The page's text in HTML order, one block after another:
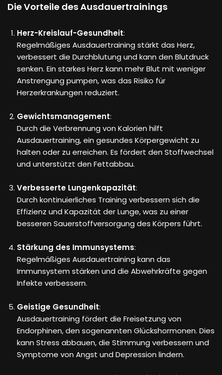
Die Vorteile des Ausdauertrainings
Herz-Kreislauf-Gesundheit:
Regelmäßiges Ausdauertraining stärkt das Herz,
verbessert die Durchblutung und kann den Blutdruck
senken. Ein starkes Herz kann mehr Blut mit weniger
Anstrengung pumpen, was das Risiko für
Herzerkrankungen reduziert.
Gewichtsmanagement:
Durch die Verbrennung von Kalorien hilft
Ausdauertraining, ein gesundes Körpergewicht zu
halten oder zu erreichen. Es fördert den Stoffwechsel
und unterstützt den Fettabbau.
Verbesserte Lungenkapazität:
Durch kontinuierliches Training verbessern sich die
Effizienz und Kapazität der Lunge, was zu einer
besseren Sauerstoffversorgung des Körpers führt.
Stärkung des Immunsystems:
Regelmäßiges Ausdauertraining kann das
Immunsystem stärken und die Abwehrkräfte gegen
Infekte verbessern.
Geistige Gesundheit:
Ausdauertraining fördert die Freisetzung von
Endorphinen, den sogenannten Glückshormonen. Dies
kann Stress abbauen, die Stimmung verbessern und
Symptome von Angst und Depression lindern.